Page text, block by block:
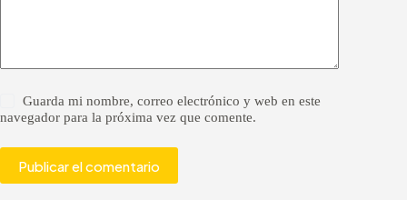
Guarda mi nombre, correo electrónico y web en este
navegador para la próxima vez que comente.
Publicar el comentario